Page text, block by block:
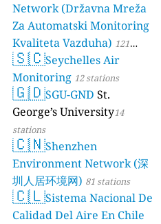
Network (Državna Mreža
Za Automatski Monitoring
Kvaliteta Vazduha) 121
stations
🇸🇨Seychelles Air
Monitoring 12 stations
🇬🇩SGU-GND St.
George’s University14
stations
🇨🇳Shenzhen
Environment Network (深
圳人居环境网) 81 stations
🇨🇱Sistema Nacional De
Calidad Del Aire En Chile